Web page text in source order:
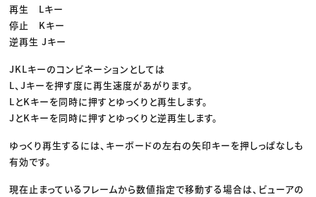
再生 Lキー
停止 Kキー
逆再生 Jキー
JKLキーのコンビネーションとしては
L、Jキーを押す度に再生速度があがります。
LとKキーを同時に押すとゆっくりと再生します。
JとKキーを同時に押すとゆっくりと逆再生します。
ゆっくり再生するには、キーボードの左右の矢印キーを押しっぱなしも
有効です。
現在止まっているフレームから数値指定で移動する場合は、ビューアの